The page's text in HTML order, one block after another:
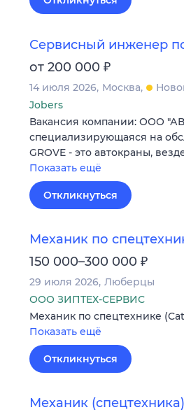
Сервисный инженер
от 200 000 ₽
14 июля 2026 Москва
Jobers
Вакансия компании: ООО
специализирующаяся на
GROVE - это автокраны,
Показать ещё
Откликнуться
Механик по
150 000–300 000 ₽
29 июля 2026 Люберцы
ООО ЗИПТЕХ-СЕРВИС
Механик по спецтехнике
Показать ещё
Откликнуться
Механик (спецтехника)